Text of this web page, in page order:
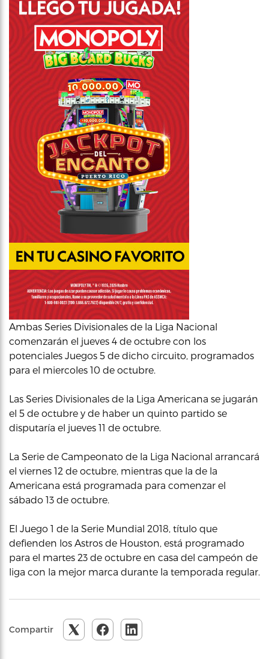
Ambas Series Divisionales de la Liga Nacional
comenzarán el jueves 4 de octubre con los
potenciales Juegos 5 de dicho circuito, programados
para el miercoles 10 de octubre.
Las Series Divisionales de la Liga Americana se jugarán
el 5 de octubre y de haber un quinto partido se
disputaría el jueves 11 de octubre.
La Serie de Campeonato de la Liga Nacional arrancará
el viernes 12 de octubre, mientras que la de la
Americana está programada para comenzar el
sábado 13 de octubre.
El Juego 1 de la Serie Mundial 2018, título que
defienden los Astros de Houston, está programado
para el martes 23 de octubre en casa del campeón de
liga con la mejor marca durante la temporada regular.
Compartir